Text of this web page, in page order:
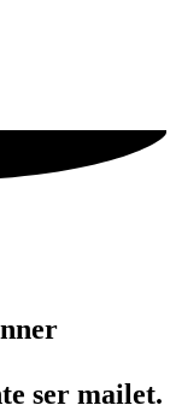
ser mailet.